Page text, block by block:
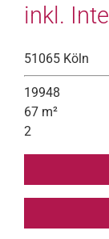
inkl.
51065 Köln
19948
67 m²
2